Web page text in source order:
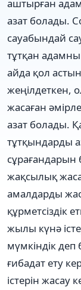
аштырған
азат болады.
сауабындай
тұтқан
айда қол
жеңілдеткен,
жасаған
азат болады.
тұтқындарды
сұрағандарын
жақсылық
амалдарды
құрметсіздік
жылы күнә
мүмкіндік деп
ғибадат ету
істерін жасау